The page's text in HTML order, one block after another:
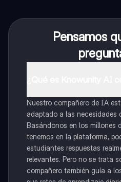
Pensamos
Nuestro compañero de IA
adaptado a las necesidades
Basándonos en los millones
tenemos en la plataforma,
estudiantes respuestas
relevantes. Pero no se trata
compañero también guía a